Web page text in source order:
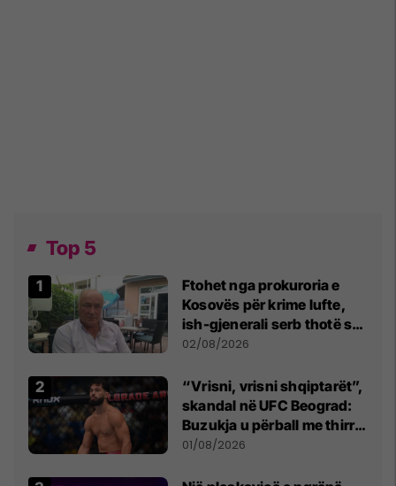
Top 5
Ftohet nga prokuroria e
Kosovës për krime lufte,
ish-gjenerali serb thotë se
dikush e tradhtoi në
02/08/2026
“Vrisni, vrisni shqiptarët”,
skandal në UFC Beograd:
Buzukja u përball me thirrje
anti-shqiptare nga
01/08/2026